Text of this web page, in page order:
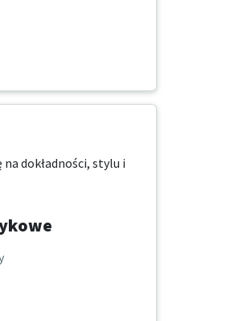
dokładności, stylu i